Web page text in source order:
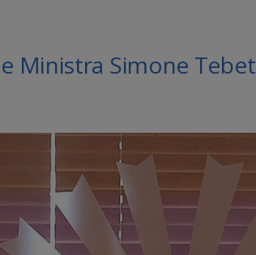
Ministra Simone Tebet